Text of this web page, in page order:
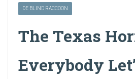
DE BLIND RACCOON
The Texas
Everybody